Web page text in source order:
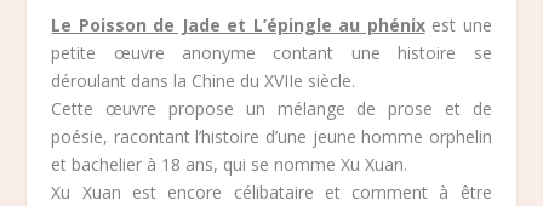
Le Poisson de Jade et L’épingle au phénixest une
petite œuvre anonyme contant une histoire se
déroulant dans la Chine du XVIIe siècle.
Cette œuvre propose un mélange de prose et de
poésie, racontant l’histoire d’une jeune homme orphelin
et bachelier à 18 ans, qui se nomme Xu Xuan.
Xu Xuan est encore célibataire et comment à être